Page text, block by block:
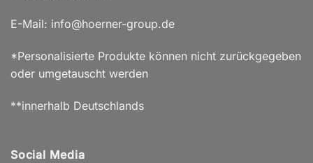
E-Mail: info@hoerner-group.de
*Personalisierte Produkte können nicht zurückgegeben
oder umgetauscht werden
**innerhalb Deutschlands
Social Media